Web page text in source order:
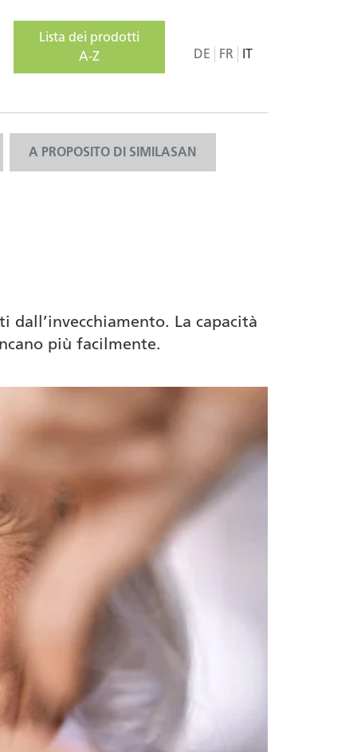
Lista dei prodotti
A-Z
DE FR IT
A PROPOSITO DI SIMILASAN
dall’invecchiamento. La capacità
più facilmente.